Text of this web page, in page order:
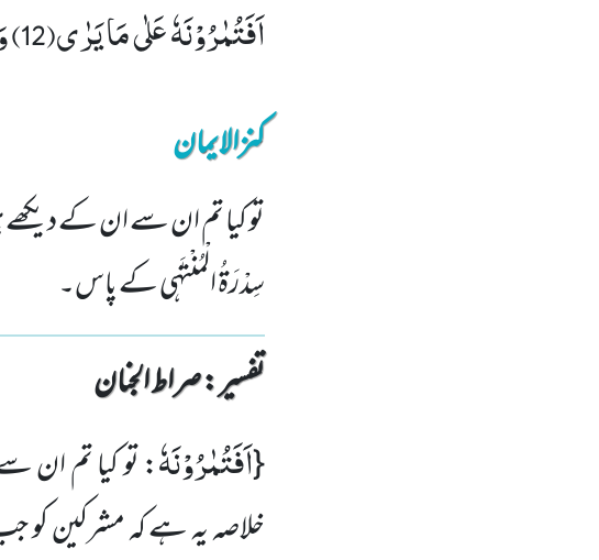
اَفَتُمٰرُوْنَهٗ عَلٰى مَا یَرٰى(12) وَ لَقَدْ رَاٰهُ نَزْلَةً اُخْرٰىۙ (13) عِنْدَ سِدْرَةِ الْمُنْتَهٰى(14)
کنزالایمان
تو کیا تم ان سے ان کے دیکھے
سِدْرَۃُ الْمُنْتَہٰی کے پاس۔
تفسیر : ‎صراط الجنان
{اَفَتُمٰرُوْنَهٗ: تو کیا تم
خلاصہ یہ ہے کہ مشرکین